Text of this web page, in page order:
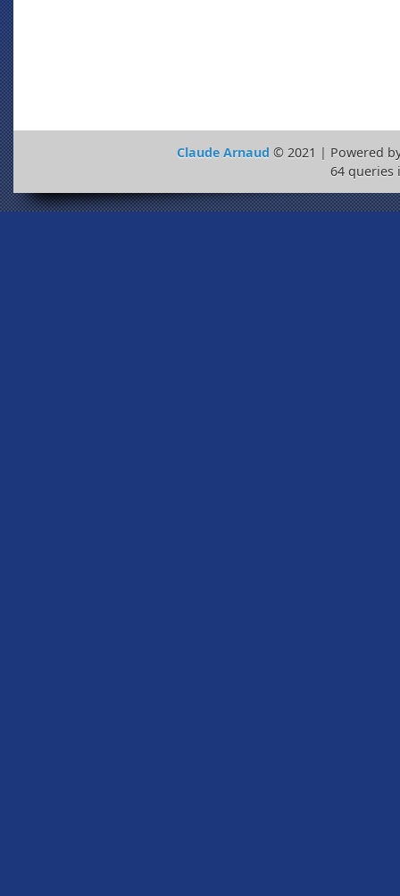
Claude Arnaud © 2021 | Powered
64 queries